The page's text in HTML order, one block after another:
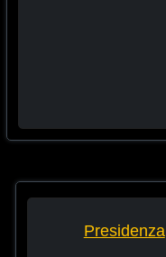
Presidenza